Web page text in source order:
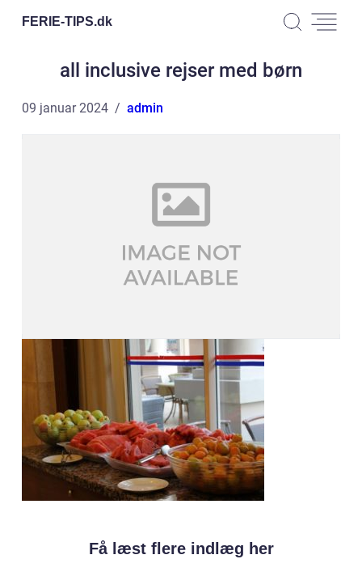
FERIE-TIPS.dk
all inclusive rejser med børn
09 januar 2024 admin
Få læst flere indlæg her